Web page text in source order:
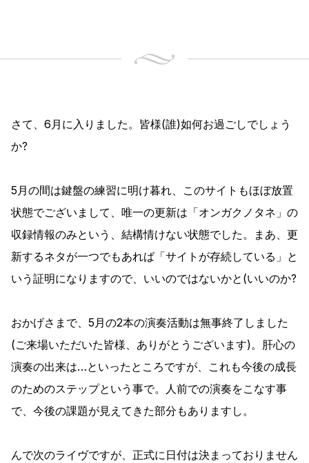
さて、6月に入りました。皆様(誰)如何お過ごしでしょう
か?
5月の間は鍵盤の練習に明け暮れ、このサイトもほぼ放置
状態でございまして、唯一の更新は「オンガクノタネ」の
収録情報のみという、結構情けない状態でした。まあ、更
新するネタが一つでもあれば「サイトが存続している」と
いう証明になりますので、いいのではないかと(いいのか?
おかげさまで、5月の2本の演奏活動は無事終了しました
(ご来場いただいた皆様、ありがとうございます)。肝心の
演奏の出来は…といったところですが、これも今後の成長
のためのステップという事で。人前での演奏をこなす事
で、今後の課題が見えてきた部分もありますし。
んで次のライヴですが、正式に日付は決まっておりません